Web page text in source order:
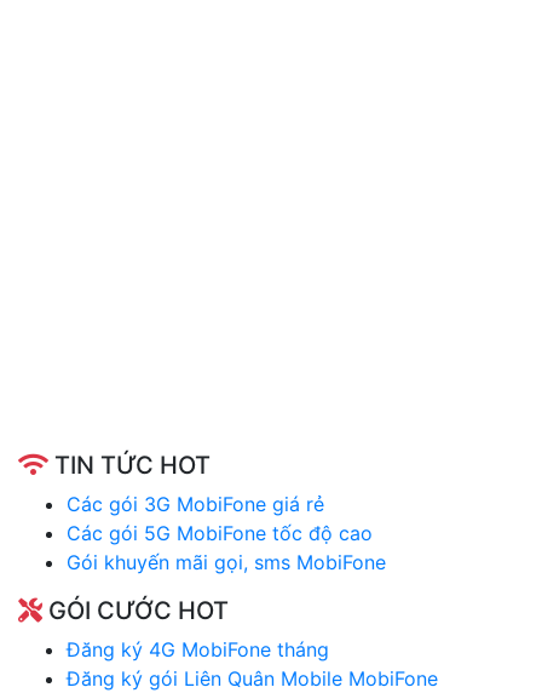
TIN TỨC HOT
Các gói 3G MobiFone giá rẻ
Các gói 5G MobiFone tốc độ cao
Gói khuyến mãi gọi, sms MobiFone
GÓI CƯỚC HOT
Đăng ký 4G MobiFone tháng
Đăng ký gói Liên Quân Mobile MobiFone